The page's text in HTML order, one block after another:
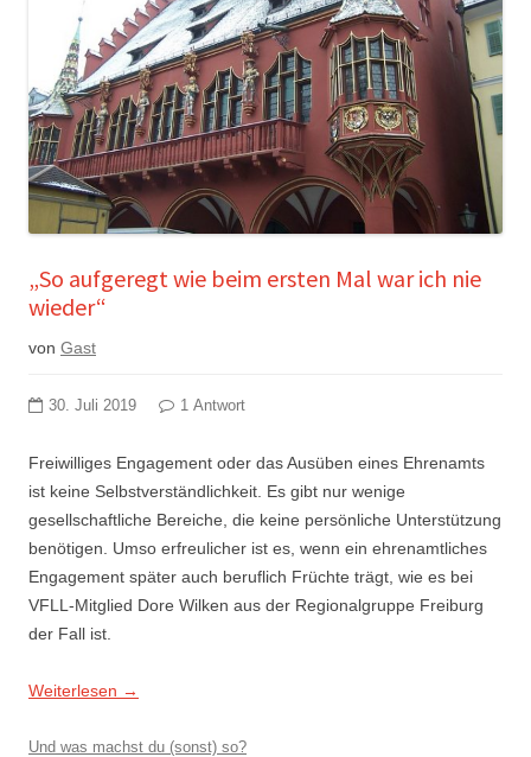
„So aufgeregt wie beim ersten Mal war ich nie
wieder“
von Gast
30. Juli 2019 1 Antwort
Freiwilliges Engagement oder das Ausüben eines Ehrenamts
ist keine Selbstverständlichkeit. Es gibt nur wenige
gesellschaftliche Bereiche, die keine persönliche Unterstützung
benötigen. Umso erfreulicher ist es, wenn ein ehrenamtliches
Engagement später auch beruflich Früchte trägt, wie es bei
VFLL-Mitglied Dore Wilken aus der Regionalgruppe Freiburg
der Fall ist.
Weiterlesen →
Und was machst du (sonst) so?